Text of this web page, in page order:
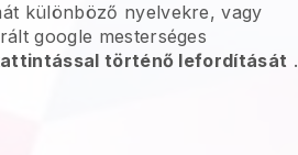
különböző nyelvekre, vagy
google mesterséges
történő lefordítását .